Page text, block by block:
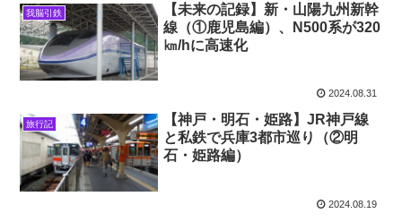
我脳引鉄
【未来の記録】新・山陽九州新幹
線（①鹿児島編）、N500系が320
㎞/hに高速化
2024.08.31
旅行記
【神戸・明石・姫路】JR神戸線
と私鉄で兵庫3都市巡り（②明
石・姫路編）
2024.08.19